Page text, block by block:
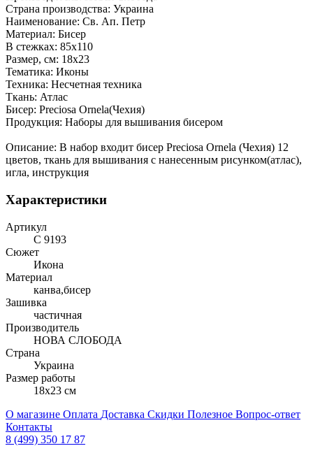
Страна производства: Украина
Наименование: Св. Ап. Петр
Материал: Бисер
В стежках: 85х110
Размер, см: 18x23
Тематика: Иконы
Техника: Несчетная техника
Ткань: Атлас
Бисер: Preciosa Ornela(Чехия)
Продукция: Наборы для вышивания бисером
Описание: В набор входит бисер Preciosa Ornela (Чехия) 12
цветов, ткань для вышивания с нанесенным рисунком(атлас),
игла, инструкция
Характеристики
Артикул
С 9193
Сюжет
Икона
Материал
канва,бисер
Зашивка
частичная
Производитель
НОВА СЛОБОДА
Страна
Украина
Размер работы
18x23 см
О магазине Оплата Доставка Скидки Полезное Вопрос-ответ
Контакты
8 (499) 350 17 87